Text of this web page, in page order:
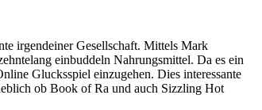
irgendeiner Gesellschaft. Mittels Mark
einbuddeln Nahrungsmittel. Da es ein
Glucksspiel einzugehen. Dies interessante
ob Book of Ra und auch Sizzling Hot